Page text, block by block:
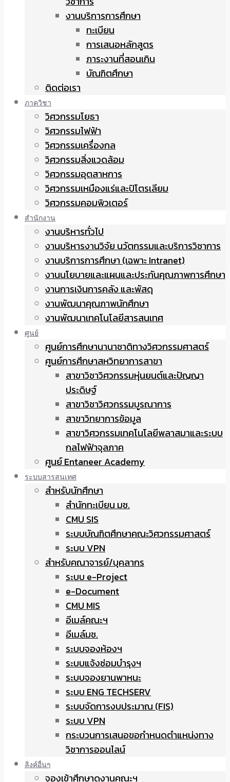
งานบริการการศึกษา
ทะเบียน
การเสนอหลักสูตร
ภาระงานที่สอนเกิน
บัณฑิตศึกษา
ติดต่อเรา
ภาควิชา
วิศวกรรมโยธา
วิศวกรรมไฟฟ้า
วิศวกรรมเครื่องกล
วิศวกรรมสิ่งแวดล้อม
วิศวกรรมอุตสาหการ
วิศวกรรมเหมืองแร่และปิโตรเลียม
วิศวกรรมคอมพิวเตอร์
สำนักงาน
งานบริหารทั่วไป
งานบริหารงานวิจัย นวัตกรรมและบริการวิชาการ
งานบริการการศึกษา (เฉพาะ Intranet)
งานนโยบายและแผนและประกันคุณภาพการศึกษา
งานการเงินการคลัง และพัสดุ
งานพัฒนาคุณภาพนักศึกษา
งานพัฒนาเทคโนโลยีสารสนเทศ
ศูนย์
ศูนย์การศึกษานานาชาติทางวิศวกรรมศาสตร์
ศูนย์การศึกษาสหวิทยาการสาขา
สาขาวิชาวิศวกรรมหุ่นยนต์และปัญญา
ประดิษฐ์
สาขาวิชาวิศวกรรมบูรณาการ
สาขาวิทยาการข้อมูล
สาขาวิศวกรรมเทคโนโลยีพลาสมาและระบบ
กลไฟฟ้าจุลภาค
ศูนย์ Entaneer Academy
ระบบสารสนเทศ
สำหรับนักศึกษา
สำนักทะเบียน มช.
CMU SIS
ระบบบัณฑิตศึกษาคณะวิศวกรรมศาสตร์
ระบบ VPN
สำหรับคณาจารย์/บุคลากร
ระบบ e-Project
e-Document
CMU MIS
อีเมล์คณะฯ
อีเมล์มช.
ระบบจองห้องฯ
ระบบแจ้งซ่อมบำรุงฯ
ระบบจองยานพาหนะ
ระบบ ENG TECHSERV
ระบบจัดการงบประมาณ (FIS)
ระบบ VPN
กระบวนการเสนอขอกำหนดตำแหน่งทาง
วิชาการออนไลน์
ลิงค์อื่นๆ
จองเข้าศึกษาดูงานคณะฯ